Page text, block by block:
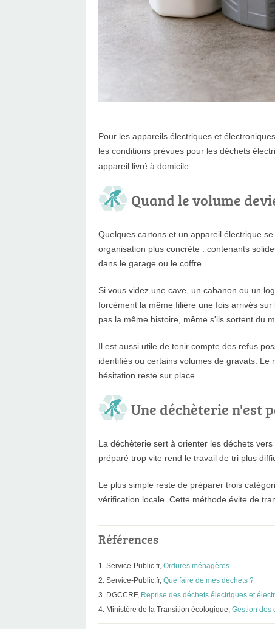
Pour les appareils électriques et
les conditions prévues pour les déchets
appareil livré à domicile.
Quand le volume
Quelques cartons et un appareil électrique
organisation plus concrète : contenants
dans le garage ou le coffre.
Si vous videz une cave, un cabanon ou un
forcément la même filière une fois arrivés
pas la même histoire, même s'ils sortent du
Il est aussi utile de tenir compte des refus
identifiés ou certains volumes de gravats.
hésitation reste sur place.
Une déchèterie n'est
La déchèterie sert à orienter les déchets
préparé trop vite rend le travail de tri plus
Le plus simple reste de préparer trois
vérification locale. Cette méthode évite de
Références
Service-Public.fr, Ordures ménagères
Service-Public.fr, Que faire de mes déchets ?
DGCCRF, Reprise des déchets électriques et
Ministère de la Transition écologique, Gestion des